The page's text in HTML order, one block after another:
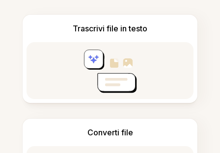
Trascrivi file in testo
Converti file